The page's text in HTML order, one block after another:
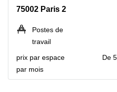
Strasbourg
d'affaires
Coworking
Toulouse
Coworking
75002 Paris 2
Postes de
travail
prix par espace
par mois
De